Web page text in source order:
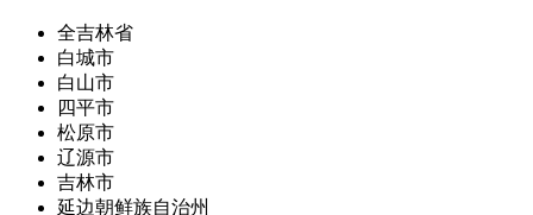
全吉林省
白城市
白山市
四平市
松原市
辽源市
吉林市
延边朝鲜族自治州